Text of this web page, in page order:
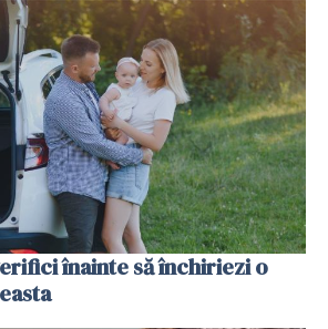
înainte să închiriezi o